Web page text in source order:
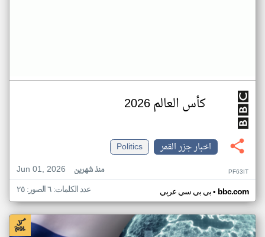
كأس العالم 2026
اخبار جزر القمر
Politics
Jun 01, 2026
منذ شهرين PF63IT
بي بي سي عربي• bbc.com عدد الكلمات: ٦ الصور: ٢٥